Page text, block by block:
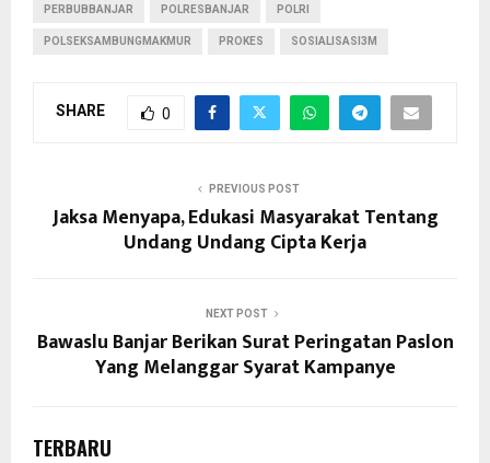
PERBUBBANJAR POLRESBANJAR POLRI
POLSEKSAMBUNGMAKMUR PROKES SOSIALISASI3M
SHARE 0
PREVIOUS POST
Jaksa Menyapa, Edukasi Masyarakat Tentang
Undang Undang Cipta Kerja
NEXT POST
Bawaslu Banjar Berikan Surat Peringatan Paslon
Yang Melanggar Syarat Kampanye
TERBARU